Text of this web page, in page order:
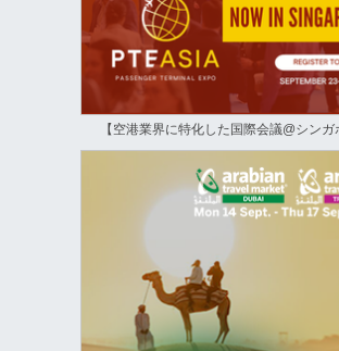
【空港業界に特化した国際会議@シンガ